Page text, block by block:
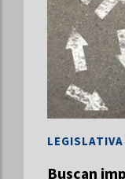
Buscan
LEGISLATIVA